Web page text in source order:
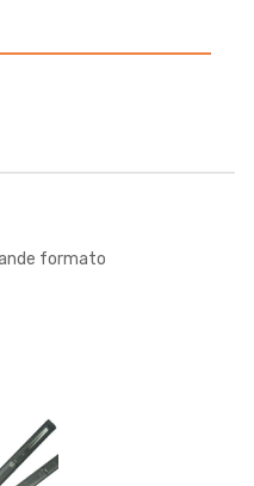
formato